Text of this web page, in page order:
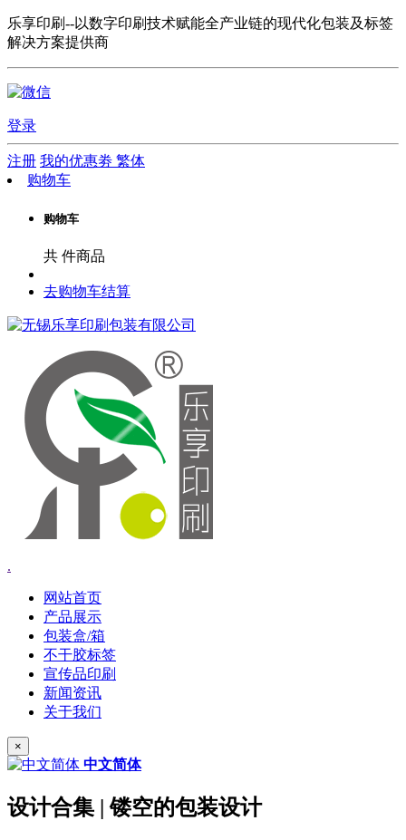
乐享印刷--以数字印刷技术赋能全产业链的现代化包装及标签
解决方案提供商
登录
注册 我的优惠劵 繁体
购物车
购物车
共 件商品
去购物车结算
.
网站首页
产品展示
包装盒/箱
不干胶标签
宣传品印刷
新闻资讯
关于我们
×
中文简体
设计合集 | 镂空的包装设计